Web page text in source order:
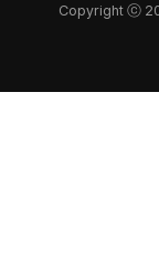
Copyright ⓒ